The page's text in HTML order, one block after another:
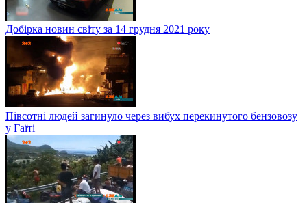
Добірка новин світу за 14 грудня 2021 року
Півсотні людей загинуло через вибух перекинутого бензовозу
у Гаїті